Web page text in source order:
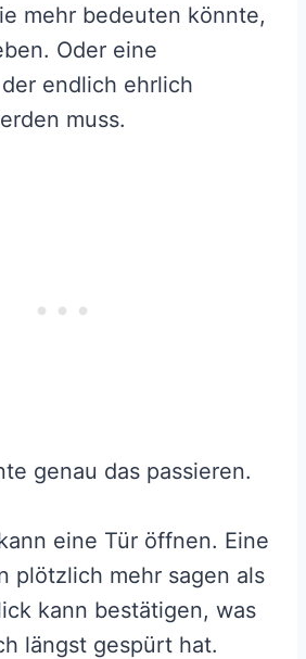
mehr bedeuten könnte,
Oder eine
endlich ehrlich
muss.
genau das passieren.
eine Tür öffnen. Eine
plötzlich mehr sagen als
kann bestätigen, was
längst gespürt hat.